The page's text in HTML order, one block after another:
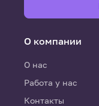
О компании
О нас
Работа у нас
Контакты